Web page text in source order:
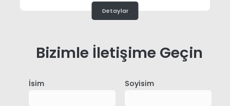
Detaylar
Bizimle İletişime Geçin
İsim Soyisim